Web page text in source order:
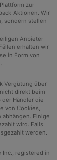
zur
Aktionen. Wir
sondern stellen
Anbieter
erhalten wir
in Form von
Vergütung über
direkt beim
der Händler die
von Cookies,
Einige
wird. Falls
werden.
Inc., registered in